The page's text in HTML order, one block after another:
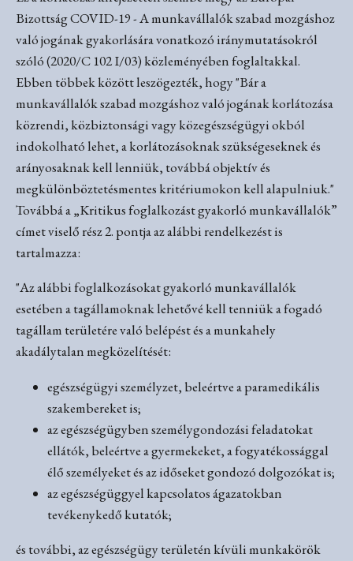
Bizottság COVID-19 - A munkavállalók szabad mozgáshoz
való jogának gyakorlására vonatkozó iránymutatásokról
szóló (2020/C 102 I/03) közleményében foglaltakkal.
Ebben többek között leszögezték, hogy "Bár a
munkavállalók szabad mozgáshoz való jogának korlátozása
közrendi, közbiztonsági vagy közegészségügyi okból
indokolható lehet, a korlátozásoknak szükségeseknek és
arányosaknak kell lenniük, továbbá objektív és
megkülönböztetésmentes kritériumokon kell alapulniuk."
Továbbá a „Kritikus foglalkozást gyakorló munkavállalók”
címet viselő rész 2. pontja az alábbi rendelkezést is
tartalmazza:
"Az alábbi foglalkozásokat gyakorló munkavállalók
esetében a tagállamoknak lehetővé kell tenniük a fogadó
tagállam területére való belépést és a munkahely
akadálytalan megközelítését:
egészségügyi személyzet, beleértve a paramedikális
szakembereket is;
az egészségügyben személygondozási feladatokat
ellátók, beleértve a gyermekeket, a fogyatékossággal
élő személyeket és az időseket gondozó dolgozókat is;
az egészségüggyel kapcsolatos ágazatokban
tevékenykedő kutatók;
és további, az egészségügy területén kívüli munkakörök